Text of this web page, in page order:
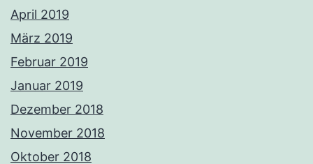
April 2019
März 2019
Februar 2019
Januar 2019
Dezember 2018
November 2018
Oktober 2018